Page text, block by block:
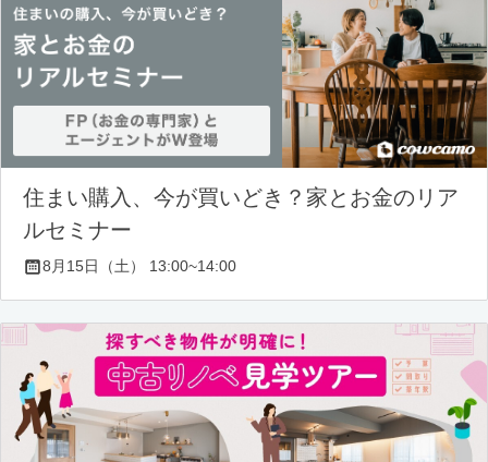
住まい購入、今が買いどき？家とお金のリア
ルセミナー
8月15日（土） 13:00~14:00